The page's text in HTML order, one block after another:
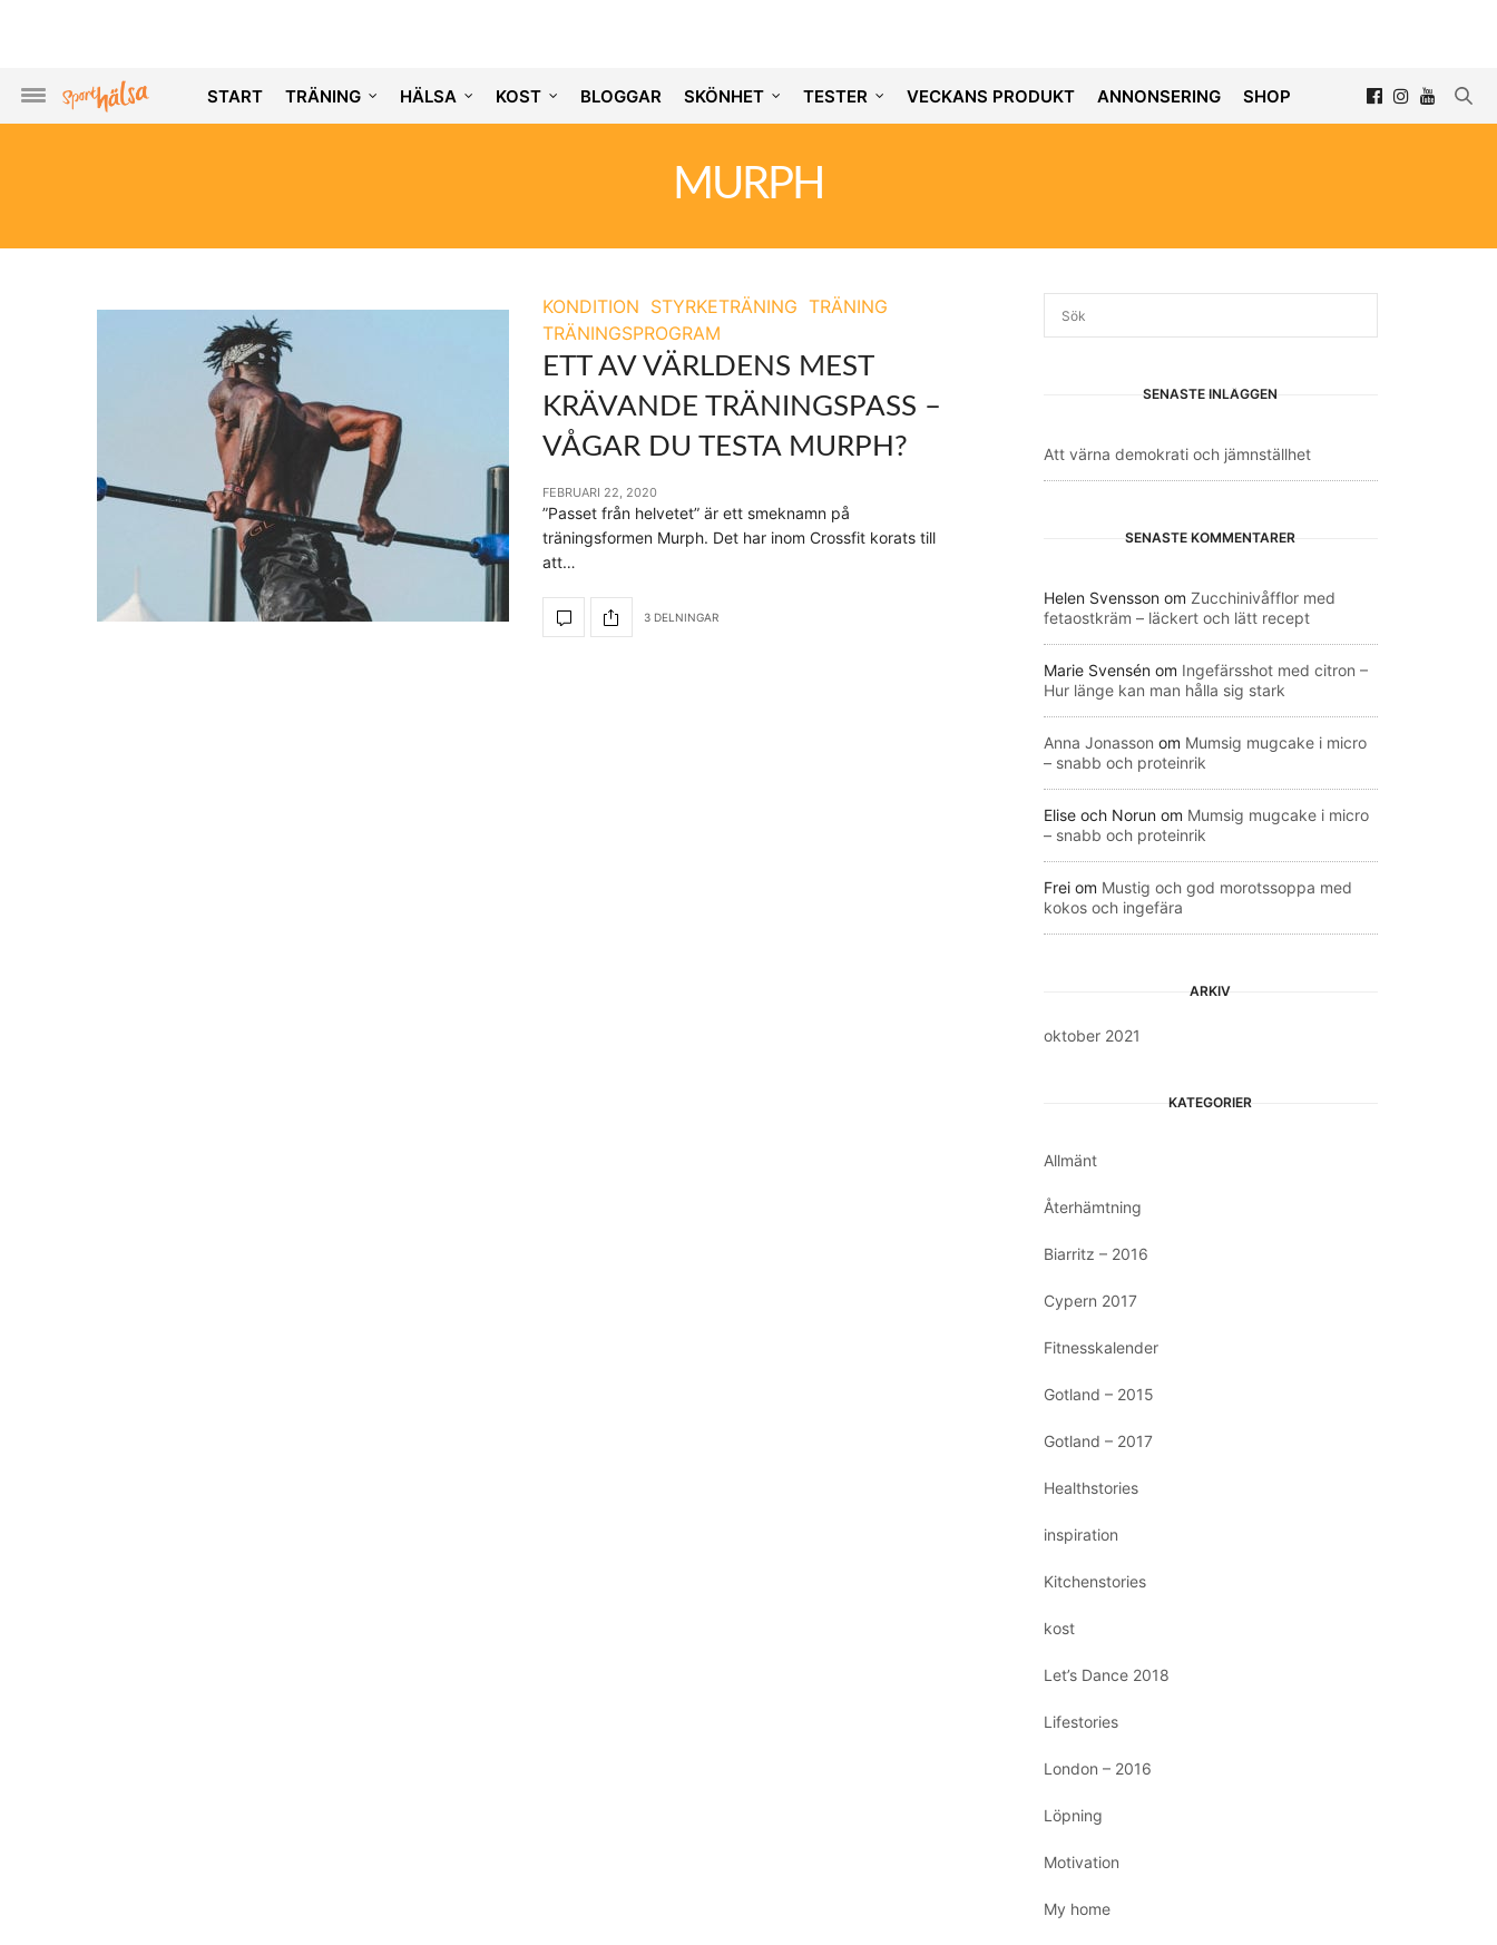
START TRÄNING HÄLSA KOST BLOGGAR SKÖNHET TESTER VECKANS PRODUKT ANNONSERING SHOP
MURPH
KONDITION STYRKETRÄNING TRÄNING
TRÄNINGSPROGRAM
ETT AV VÄRLDENS MEST
KRÄVANDE TRÄNINGSPASS –
VÅGAR DU TESTA MURPH?
FEBRUARI 22, 2020
”Passet från helvetet” är ett smeknamn på
träningsformen Murph. Det har inom Crossfit korats till
att…
3 DELNINGAR
SENASTE INLÄGGEN
Att värna demokrati och jämnställhet
SENASTE KOMMENTARER
Helen Svensson om Zucchinivåfflor med
fetaostkräm – läckert och lätt recept
Marie Svensén om Ingefärsshot med citron –
Hur länge kan man hålla sig stark
Anna Jonasson om Mumsig mugcake i micro
– snabb och proteinrik
Elise och Norun om Mumsig mugcake i micro
– snabb och proteinrik
Frei om Mustig och god morotssoppa med
kokos och ingefära
ARKIV
oktober 2021
KATEGORIER
Allmänt
Återhämtning
Biarritz – 2016
Cypern 2017
Fitnesskalender
Gotland – 2015
Gotland – 2017
Healthstories
inspiration
Kitchenstories
kost
Let’s Dance 2018
Lifestories
London – 2016
Löpning
Motivation
My home